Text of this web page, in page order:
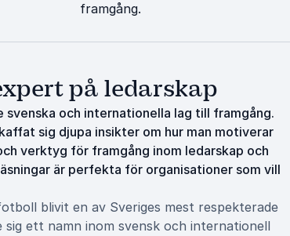
framgång.
på ledarskap
och internationella lag till framgång.
sig djupa insikter om hur man motiverar
verktyg för framgång inom ledarskap och
är perfekta för organisationer som vill
blivit en av Sveriges mest respekterade
sig ett namn inom svensk och internationell